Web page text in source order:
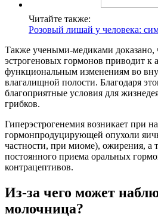
Читайте также:
Розовый лишай у человека:
Также учеными-медиками доказано,
эстрогеновых гормонов приводит к
функциональным изменениям во
влагалищной полости. Благодаря
благоприятные условия для
грибков.
Гиперэстрогенемия возникает при
гормонпродуцирующей опухоли
частности, при миоме), ожирения, а
постоянного приема оральных
контрацептивов.
Из-за чего может
молочница?